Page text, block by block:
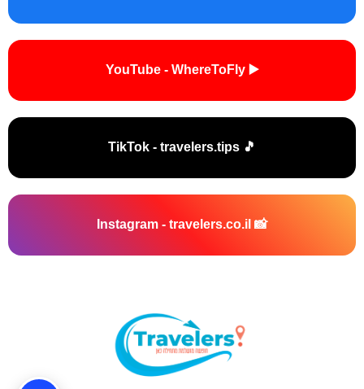
▶️ YouTube - WhereToFly
🎵 TikTok - travelers.tips
📸 Instagram - travelers.co.il